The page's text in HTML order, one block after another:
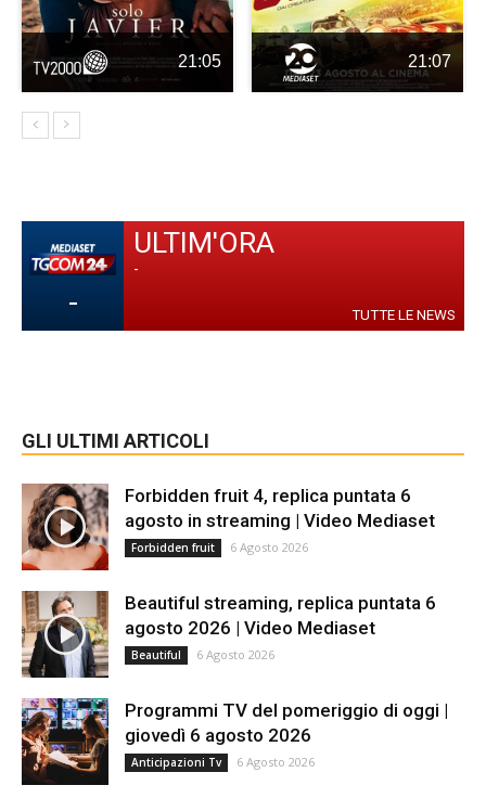
21:05 21:07
-
ULTIM'ORA
-
TUTTE LE NEWS
GLI ULTIMI ARTICOLI
Forbidden fruit 4, replica puntata 6
agosto in streaming | Video Mediaset
Forbidden fruit 6 Agosto 2026
Beautiful streaming, replica puntata 6
agosto 2026 | Video Mediaset
Beautiful 6 Agosto 2026
Programmi TV del pomeriggio di oggi |
giovedì 6 agosto 2026
Anticipazioni Tv 6 Agosto 2026